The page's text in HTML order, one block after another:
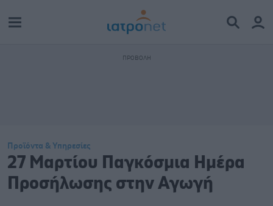
Προϊόντα & Υπηρεσίες
27 Μαρτίου Παγκόσμια Ημέρα
Προσήλωσης στην Αγωγή